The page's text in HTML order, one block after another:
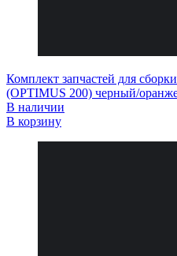
Комплект запчастей для
(OPTIMUS 200) черный/
В наличии
В корзину